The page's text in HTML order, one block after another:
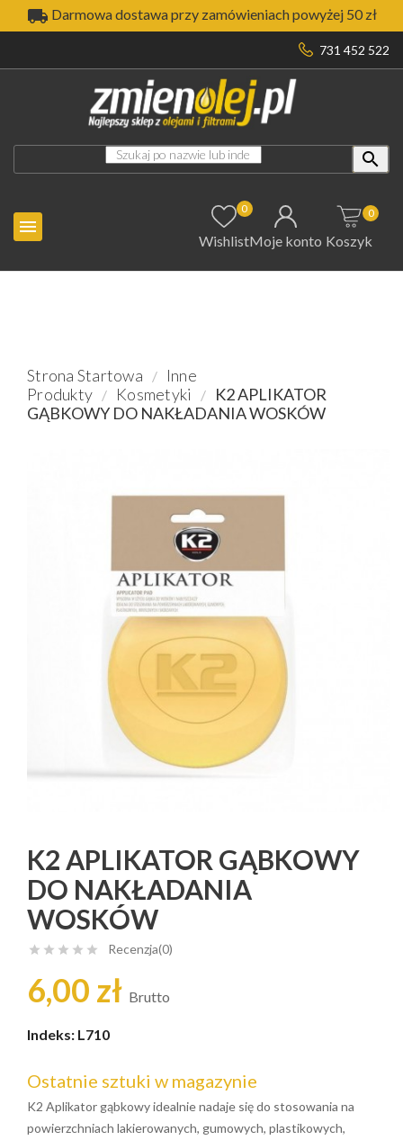
 Darmowa dostawa przy zamówieniach powyżej 50 zł
731 452 522


0
WishlistMoje konto Koszyk
0
Strona Startowa
Inne
Produkty
Kosmetyki
K2 APLIKATOR
GĄBKOWY DO NAKŁADANIA WOSKÓW
K2 APLIKATOR GĄBKOWY
DO NAKŁADANIA
WOSKÓW
     Recenzja(0)
6,00 zł Brutto
Indeks: L710
Ostatnie sztuki w magazynie
K2 Aplikator gąbkowy idealnie nadaje się do stosowania na
powierzchniach lakierowanych, gumowych, plastikowych,